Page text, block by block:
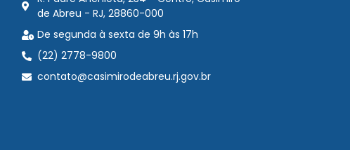
de Abreu - RJ, 28860-000
De segunda à sexta de 9h às 17h
(22) 2778-9800
contato@casimirodeabreu.rj.gov.br